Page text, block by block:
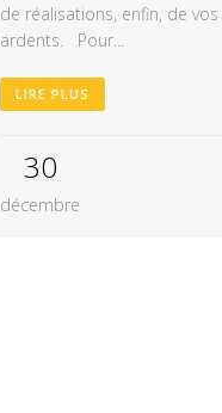
de réalisations, enfin, de
ardents. Pour...
LIRE PLUS
30
décembre